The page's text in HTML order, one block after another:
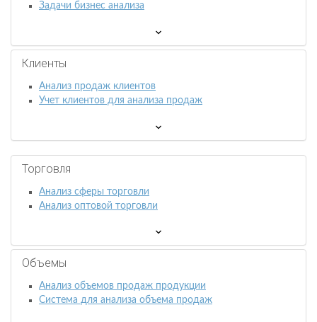
Задачи бизнес анализа
Клиенты
Анализ продаж клиентов
Учет клиентов для анализа продаж
Торговля
Анализ сферы торговли
Анализ оптовой торговли
Объемы
Анализ объемов продаж продукции
Система для анализа объема продаж